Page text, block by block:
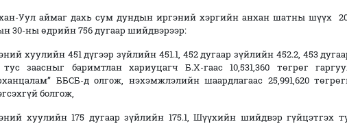
Уул аймаг дахь сум дундын иргэний хэргийн анхан шатны шүүх
30-ны өдрийн 756 дугаар шийдвэрээр:
хуулийн 451 дүгээр зүйлийн 451.1, 452 дугаар зүйлийн 452.2, 453
заасныг баримтлан хариуцагч Б.Х-гаас 10,531,360 төгрөг
ББСБ-д олгож, нэхэмжлэлийн шаардлагаас 25,991,620
болгож,
хуулийн 175 дугаар зүйлийн 175.1, Шүүхийн шийдвэр гүйцэтгэх